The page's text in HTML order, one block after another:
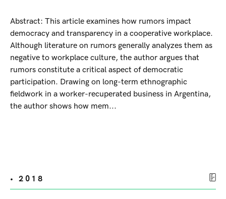
Abstract: This article examines how rumors impact
democracy and transparency in a cooperative workplace.
Although literature on rumors generally analyzes them as
negative to workplace culture, the author argues that
rumors constitute a critical aspect of democratic
participation. Drawing on long-term ethnographic
fieldwork in a worker-recuperated business in Argentina,
the author shows how mem...
• 2018